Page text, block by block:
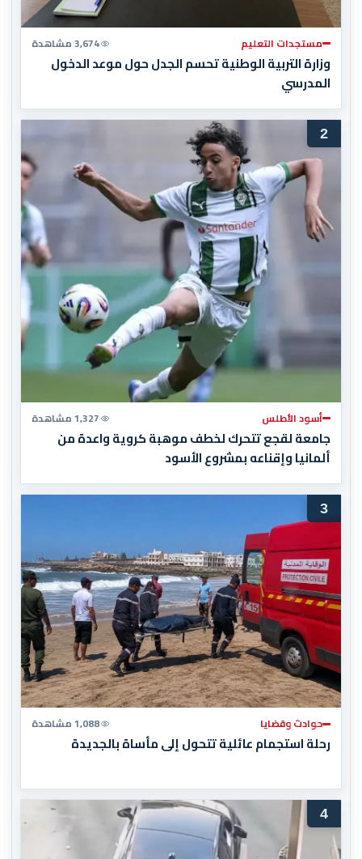
مستجدات التعليم 3,674 مشاهدة
وزارة التربية الوطنية تحسم الجدل حول موعد الدخول
المدرسي
2
أسود الأطلس 1,327 مشاهدة
جامعة لقجع تتحرك لخطف موهبة كروية واعدة من
ألمانيا وإقناعه بمشروع الأسود
3
حوادث وقضايا 1,088 مشاهدة
رحلة استجمام عائلية تتحول إلى مأساة بالجديدة
4